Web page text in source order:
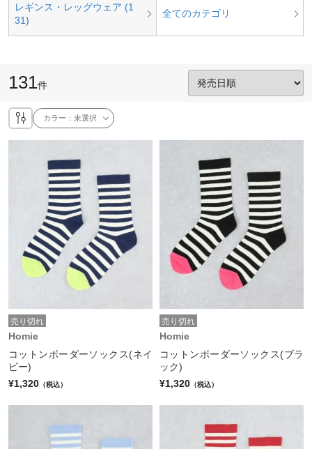
レギンス・レッグウェア (1
31)
全てのカテゴリ
131件
カラー：未選択
売り切れ
Homie
コットンボーダーソックス(ネイ
ビー)
¥1,320 （税込）
売り切れ
Homie
コットンボーダーソックス(ブラ
ック)
¥1,320 （税込）